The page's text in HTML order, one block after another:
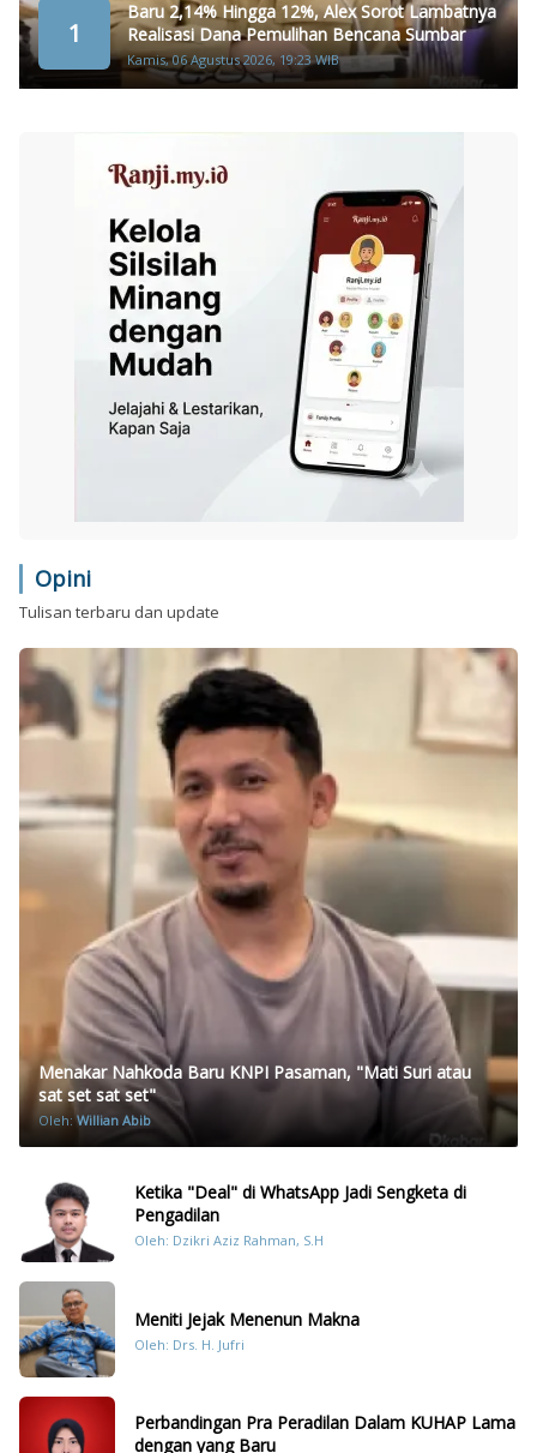
1
Baru 2,14% Hingga 12%, Alex Sorot Lambatnya
Realisasi Dana Pemulihan Bencana Sumbar
Kamis, 06 Agustus 2026, 19:23 WIB
Opini
Tulisan terbaru dan update
Menakar Nahkoda Baru KNPI Pasaman, "Mati Suri atau
sat set sat set"
Oleh:Willian Abib
Ketika "Deal" di WhatsApp Jadi Sengketa di
Pengadilan
Oleh: Dzikri Aziz Rahman, S.H
Meniti Jejak Menenun Makna
Oleh: Drs. H. Jufri
Perbandingan Pra Peradilan Dalam KUHAP Lama
dengan yang Baru